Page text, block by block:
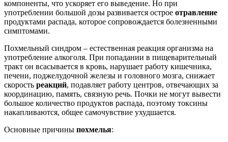
компоненты, что ускоряет его выведение. Но при
употреблении большой дозы развивается острое отравление
продуктами распада, которое сопровождается болезненными
симптомами.
Похмельный синдром – естественная реакция организма на
употребление алкоголя. При попадании в пищеварительный
тракт он всасывается в кровь, нарушает работу кишечника,
печени, поджелудочной железы и головного мозга, снижает
скорость реакций, подавляет работу центров, отвечающих за
координацию, память, связную речь. Почки не могут вывести
большое количество продуктов распада, поэтому токсины
накапливаются, общее самочувствие ухудшается.
Основные причины похмелья: